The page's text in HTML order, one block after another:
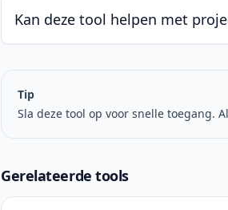
Kan deze tool helpen met
Tip
Sla deze tool op voor snelle toegang.
Gerelateerde tools